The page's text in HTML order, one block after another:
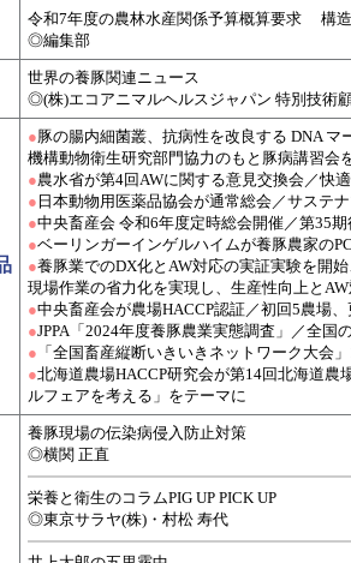
令和7年度の農林水産関係予算概算要求 構
◎編集部
世界の養豚関連ニュース
◎(株)エコアニマルヘルスジャパン 特別技術
●豚の腸内細菌叢、抗病性を改良する DNA
機構動物衛生研究部門協力のもと豚病講習会
●農水省が第4回AWに関する意見交換会／快
● 日本動物用医薬品協会が通常総会／サステ
●中央畜産会 令和6年度定時総会開催／第35
●ベーリンガーインゲルハイムが養豚農家の
●養豚業でのDX化とAW対応の実証実験を開
現場作業の省力化を実現し、生産性向上と
●中央畜産会が農場HACCP認証／初回5農場
●JPPA「2024年度養豚農業実態調査」／全国
● 「全国畜産縦断いきいきネットワーク大会
●北海道農場HACCP研究会が第14回北海道農
ルフェアを考える」をテーマに
養豚現場の伝染病侵入防止対策
◎横関 正直
栄養と衛生のコラムPIG UP PICK UP
◎東京サラヤ(株)・村松 寿代